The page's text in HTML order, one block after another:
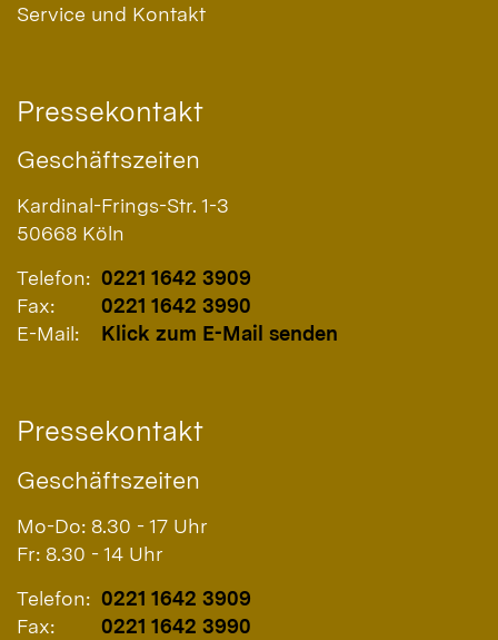
Service und Kontakt
Pressekontakt
Geschäftszeiten
Kardinal-Frings-Str. 1-3
50668 Köln
Telefon: 0221 1642 3909
Fax:
0221 1642 3990
E-Mail:
Klick zum E-Mail senden
Pressekontakt
Geschäftszeiten
Mo-Do: 8.30 - 17 Uhr
Fr: 8.30 - 14 Uhr
Telefon: 0221 1642 3909
Fax:
0221 1642 3990